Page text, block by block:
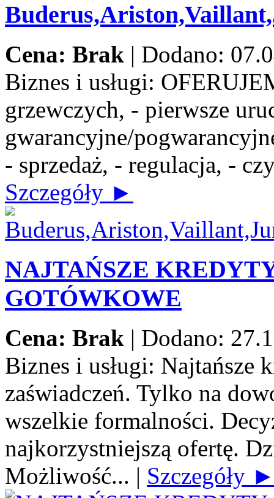
Cena: Brak | Dodano:
Biznes i usługi:
grzewczych, - pierwsze
gwarancyjne/
- sprzedaż, - regulacja, -
Szczegóły ►
NAJTAŃSZE
GOTÓWKOWE
Cena: Brak | Dodano:
Biznes i usługi: Najtańsze
zaświadczeń. Tylko na
wszelkie formalności.
najkorzystniejszą ofertę.
Możliwość... | Szczegóły